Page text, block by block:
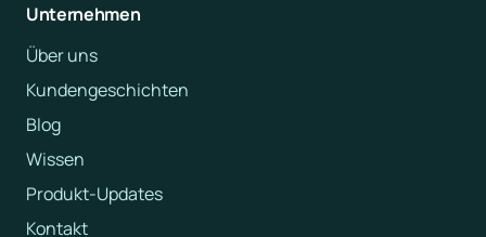
Unternehmen
Über uns
Kundengeschichten
Blog
Wissen
Produkt-Updates
Kontakt